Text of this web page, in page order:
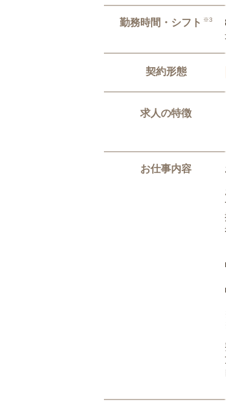
勤務時間・シフト ※3
契約形態
求人の特徴
お仕事内容